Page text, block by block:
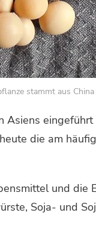
stammt aus China
die am
und die
Soja- und